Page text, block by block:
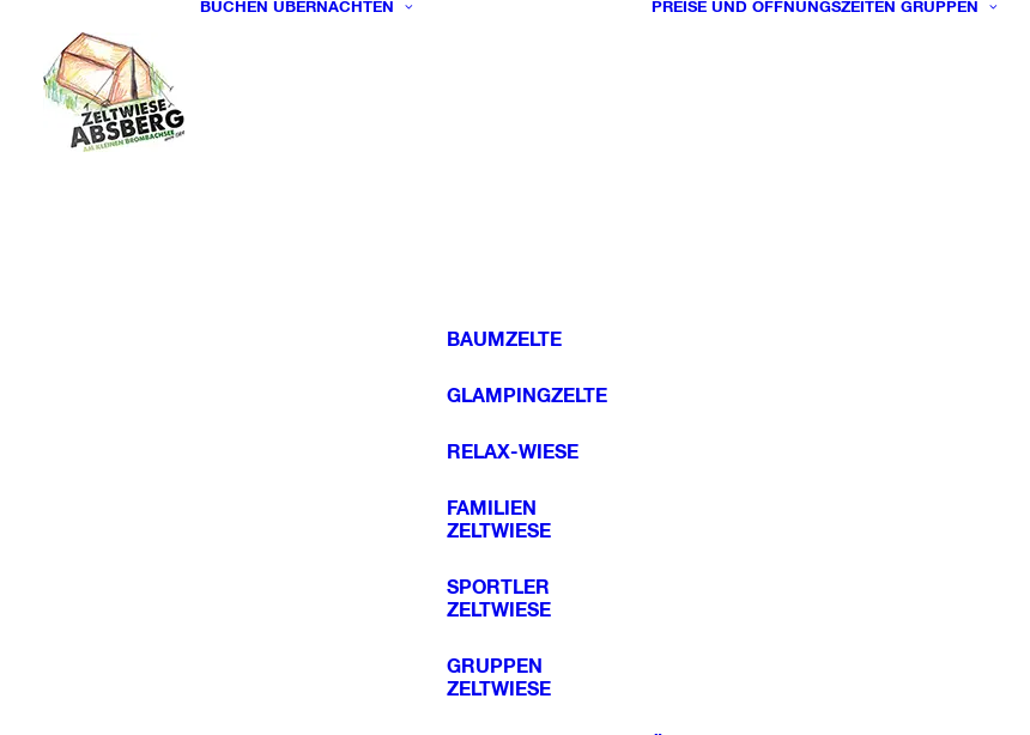
BUCHEN ÜBERNACHTEN
BAUMZELTE
GLAMPINGZELTE
RELAX-WIESE
FAMILIEN
ZELTWIESE
SPORTLER
ZELTWIESE
GRUPPEN
ZELTWIESE
PREISE UND ÖFFNUNGSZEITEN GRUPPEN